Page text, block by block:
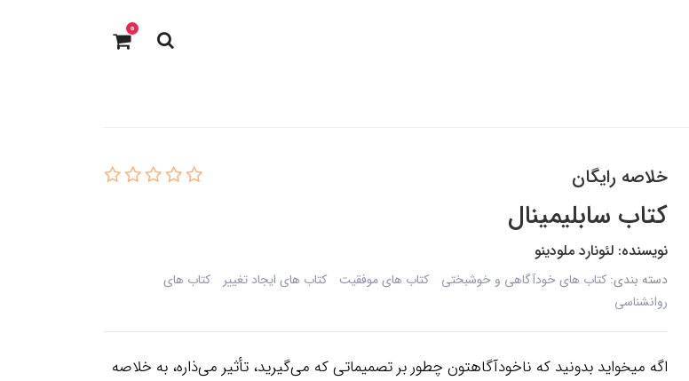
0
خلاصه رایگان
کتاب سابلیمینال
نویسنده: لئونارد ملودینو
دسته بندی: کتاب های خودآگاهی و خوشبختی کتاب های موفقیت کتاب های ایجاد تغییر
کتاب های
روانشناسی
اگه میخواید بدونید که ناخودآگاهتون چطور بر تصمیماتی که می‌گیرید، تأثیر می‌ذاره، به خلاصه